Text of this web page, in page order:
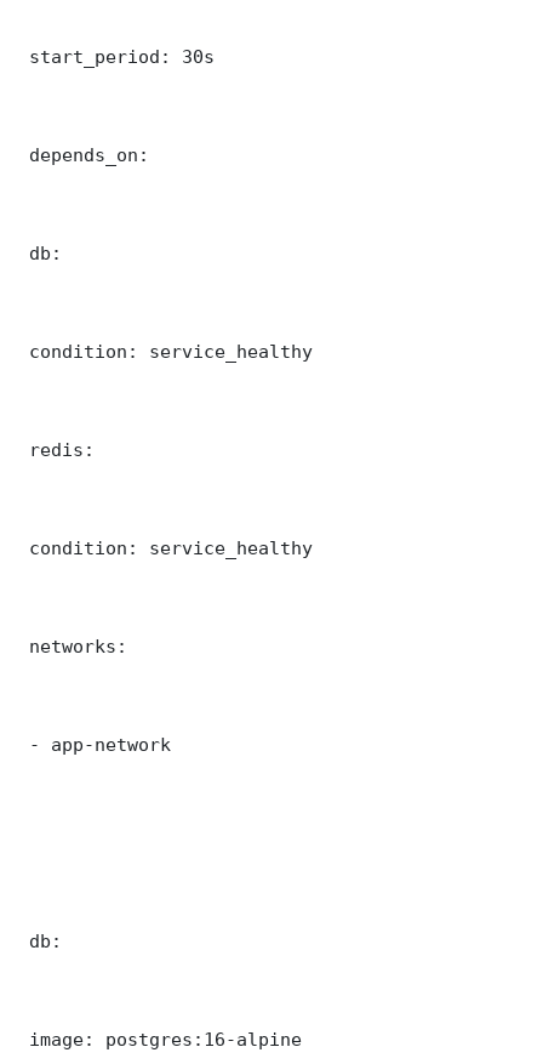
start_period: 30s
depends_on:
db:
condition: service_healthy
redis:
condition: service_healthy
networks:
- app-network
db:
image: postgres:16-alpine